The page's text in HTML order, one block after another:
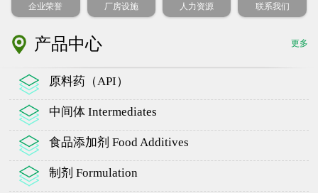
企业荣誉 厂房设施 人力资源 联系我们
产品中心 更多
原料药（API）
中间体 Intermediates
食品添加剂 Food Additives
制剂 Formulation